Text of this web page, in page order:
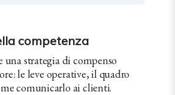
competenza
una strategia di compenso
le leve operative, il quadro
comunicarlo ai clienti.